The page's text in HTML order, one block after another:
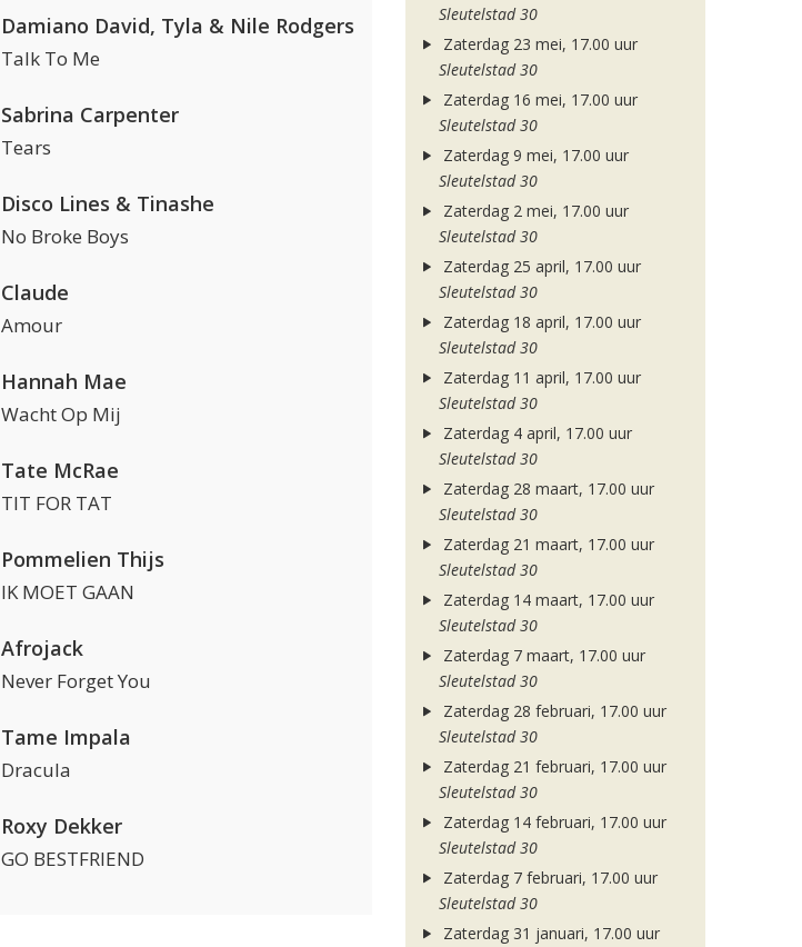
Damiano David, Tyla & Nile Rodgers
Talk To Me
Sabrina Carpenter
Tears
Disco Lines & Tinashe
No Broke Boys
Claude
Amour
Hannah Mae
Wacht Op Mij
Tate McRae
TIT FOR TAT
Pommelien Thijs
IK MOET GAAN
Afrojack
Never Forget You
Tame Impala
Dracula
Roxy Dekker
GO BESTFRIEND
Sleutelstad 30
Zaterdag 23 mei, 17.00 uur
Sleutelstad 30
Zaterdag 16 mei, 17.00 uur
Sleutelstad 30
Zaterdag 9 mei, 17.00 uur
Sleutelstad 30
Zaterdag 2 mei, 17.00 uur
Sleutelstad 30
Zaterdag 25 april, 17.00 uur
Sleutelstad 30
Zaterdag 18 april, 17.00 uur
Sleutelstad 30
Zaterdag 11 april, 17.00 uur
Sleutelstad 30
Zaterdag 4 april, 17.00 uur
Sleutelstad 30
Zaterdag 28 maart, 17.00 uur
Sleutelstad 30
Zaterdag 21 maart, 17.00 uur
Sleutelstad 30
Zaterdag 14 maart, 17.00 uur
Sleutelstad 30
Zaterdag 7 maart, 17.00 uur
Sleutelstad 30
Zaterdag 28 februari, 17.00 uur
Sleutelstad 30
Zaterdag 21 februari, 17.00 uur
Sleutelstad 30
Zaterdag 14 februari, 17.00 uur
Sleutelstad 30
Zaterdag 7 februari, 17.00 uur
Sleutelstad 30
Zaterdag 31 januari, 17.00 uur